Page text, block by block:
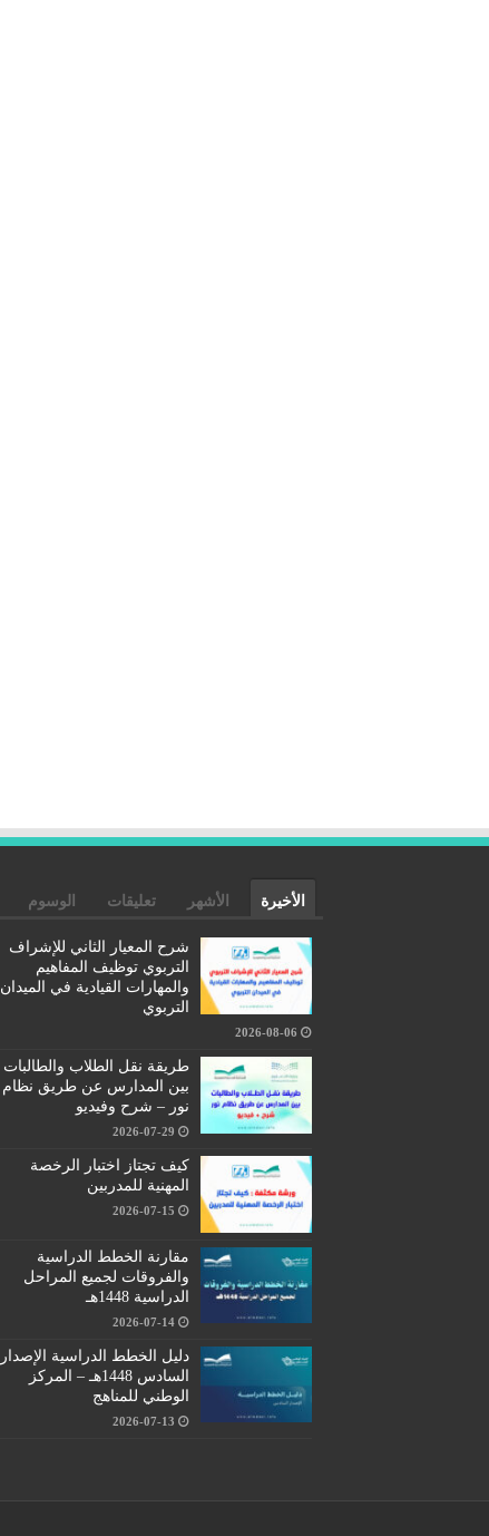
الأخيرة الأشهر تعليقات الوسوم
شرح المعيار الثاني للإشراف
التربوي توظيف المفاهيم
والمهارات القيادية في الميدان
التربوي
2026-08-06
طريقة نقل الطلاب والطالبات
بين المدارس عن طريق نظام
نور – شرح وفيديو
2026-07-29
كيف تجتاز اختبار الرخصة
المهنية للمدربين
2026-07-15
مقارنة الخطط الدراسية
والفروقات لجميع المراحل
الدراسية 1448هـ
2026-07-14
دليل الخطط الدراسية الإصدار
السادس 1448هـ – المركز
الوطني للمناهج
2026-07-13